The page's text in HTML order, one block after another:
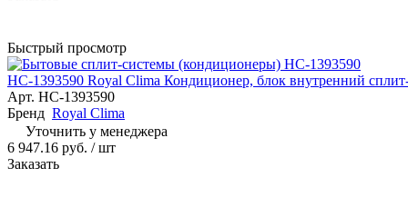
Быстрый просмотр
НС-1393590 Royal Clima Кондиционер, блок внутренний
Арт. НС-1393590
Бренд Royal Clima
Уточнить у менеджера
6 947.16 руб. / шт
Заказать